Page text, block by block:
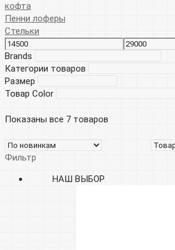
кофта
Пенни лоферы
Стельки
Brands
Категории товаров
Размер
Товар Color
Показаны все 7 товаров
Фильтр
НАШ ВЫБОР